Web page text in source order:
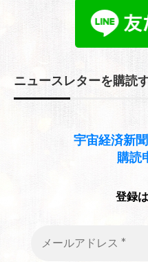
ニュースレターを購読
宇宙経済新聞
購読
登録